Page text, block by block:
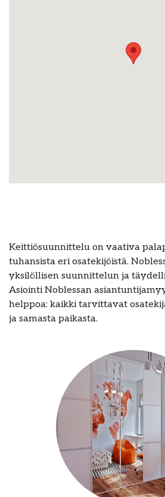
Keittiösuunnittelu on vaativa
tuhansista eri osatekijöistä.
yksilöllisen suunnittelun ja
Asiointi Noblessan
helppoa: kaikki tarvittavat
ja samasta paikasta.